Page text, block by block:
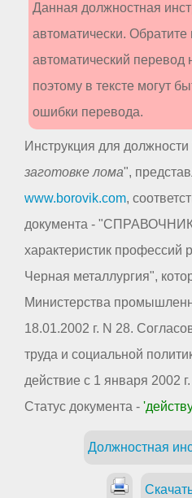
Данная должностная
автоматически.
автоматический перевод
поэтому в тексте могут
ошибки перевода.
Инструкция для должности
заготовке лома",
www.borovik.com,
документа -
характеристик профессий
Черная металлургия",
Министерства
18.01.2002 г. N 28.
труда и социальной
действие с 1 января 2002 г.
Статус документа -
Должностная